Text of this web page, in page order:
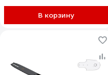
03.016.00007В корзину